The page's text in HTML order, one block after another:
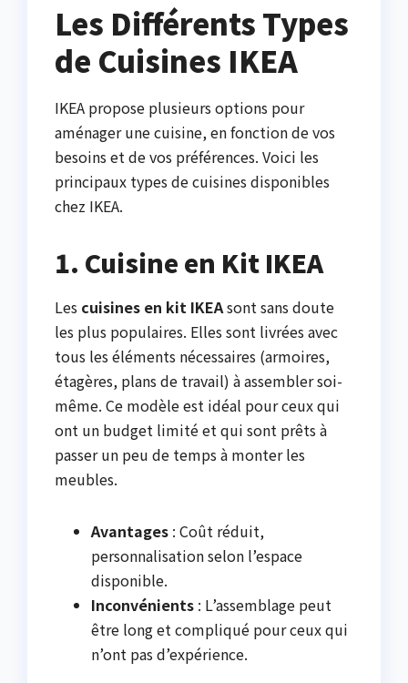
Les Différents Types
de Cuisines IKEA
IKEA propose plusieurs options pour
aménager une cuisine, en fonction de vos
besoins et de vos préférences. Voici les
principaux types de cuisines disponibles
chez IKEA.
1. Cuisine en Kit IKEA
Les cuisines en kit IKEAsont sans doute
les plus populaires. Elles sont livrées avec
tous les éléments nécessaires (armoires,
étagères, plans de travail) à assembler soi-
même. Ce modèle est idéal pour ceux qui
ont un budget limité et qui sont prêts à
passer un peu de temps à monter les
meubles.
Avantages : Coût réduit,
personnalisation selon l’espace
disponible.
Inconvénients : L’assemblage peut
être long et compliqué pour ceux qui
n’ont pas d’expérience.